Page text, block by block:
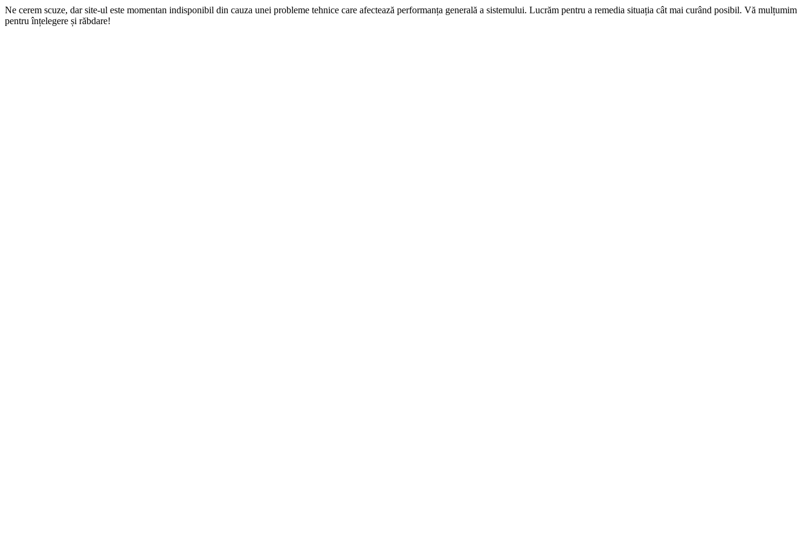
Ne cerem scuze, dar site-ul este momentan indisponibil din cauza unei probleme tehnice care afectează performanța generală a sistemului. Lucrăm pentru a remedia situația cât mai curând posibil. Vă mulțumim
pentru înțelegere și răbdare!